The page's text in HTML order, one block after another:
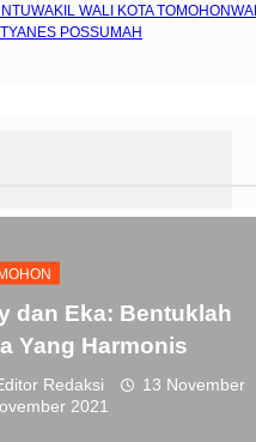
WAKIL WALI KOTA TOMOHON
YANES POSSUMAH
dan Eka: Bentuklah
Yang Harmonis
Redaksi
13 November
2021